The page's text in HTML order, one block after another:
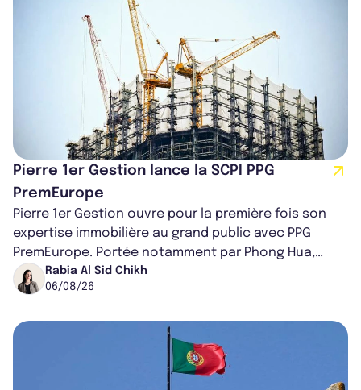
Pierre 1er Gestion lance la SCPI PPG
PremEurope
Pierre 1er Gestion ouvre pour la première fois son
expertise immobilière au grand public avec PPG
PremEurope. Portée notamment par Phong Hua,
ancien directeur des investissements d...
Rabia Al Sid Chikh
06/08/26